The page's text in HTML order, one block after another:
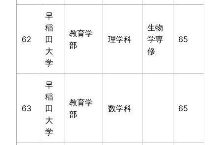
62
早
稲
田
大
学
教育学
部
理学科
生物
学専
修
65
63
早
稲
田
大
学
教育学
部
数学科 65